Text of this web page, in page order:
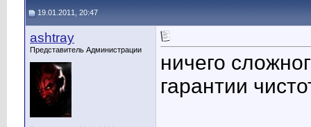
19.01.2011, 20:47
ashtray
Представитель Администрации
ничего
гарантии